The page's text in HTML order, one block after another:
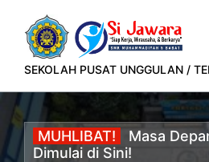
konten
SEKOLAH PUSAT UNGGULAN /
MUHLIBAT! Masa
Dimulai di Sini!